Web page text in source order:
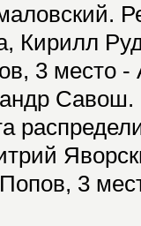
Кирилл
3 место -
3